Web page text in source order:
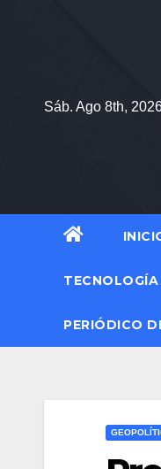
Sáb. Ago 8th,
TECNOLOGÍA
PERIÓDICO